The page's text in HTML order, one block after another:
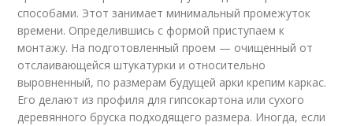
способами. Этот занимает минимальный промежуток
времени. Определившись с формой приступаем к
монтажу. На подготовленный проем — очищенный от
отслаивающейся штукатурки и относительно
выровненный, по размерам будущей арки крепим каркас.
Его делают из профиля для гипсокартона или сухого
деревянного бруска подходящего размера. Иногда, если